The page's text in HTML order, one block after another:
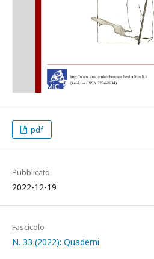
pdf
Pubblicato
2022-12-19
Fascicolo
N. 33 (2022): Quaderni